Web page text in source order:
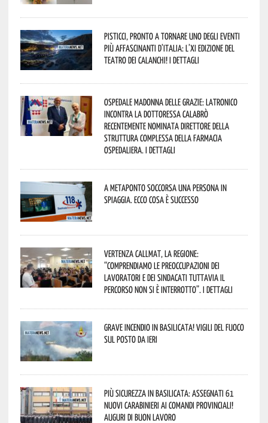
Pisticci, pronto a tornare uno degli eventi
più affascinanti d’Italia: l’XI edizione del
Teatro dei Calanchi! I dettagli
Ospedale Madonna delle Grazie: Latronico
incontra la dottoressa Calabrò
recentemente nominata Direttore della
Struttura Complessa della Farmacia
Ospedaliera. I dettagli
A Metaponto soccorsa una persona in
spiaggia. Ecco cosa è successo
Vertenza CallMat, la Regione:
“comprendiamo le preoccupazioni dei
lavoratori e dei sindacati tuttavia il
percorso non si è interrotto”. I dettagli
Grave incendio in Basilicata! Vigili del fuoco
sul posto da ieri
Più sicurezza in Basilicata: assegnati 61
nuovi Carabinieri ai Comandi provinciali!
Auguri di buon lavoro